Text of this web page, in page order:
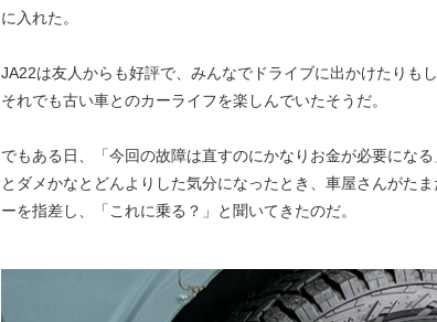
に入れた。
JA22は友人からも好評で、みんなでドライブに出かけたりも
それでも古い車とのカーライフを楽しんでいたそうだ。
でもある日、「今回の故障は直すのにかなりお金が必要にな
とダメかなとどんよりした気分になったとき、車屋さんがた
ーを指差し、「これに乗る？」と聞いてきたのだ。